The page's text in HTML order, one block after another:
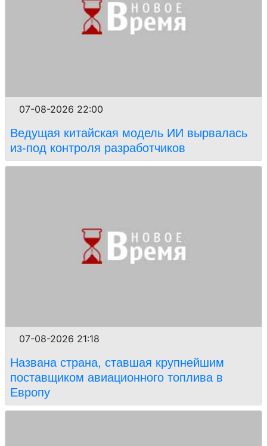
07-08-2026 22:00
Ведущая китайская модель ИИ вырвалась
из-под контроля разработчиков
07-08-2026 21:18
Названа страна, ставшая крупнейшим
поставщиком авиационного топлива в
Европу